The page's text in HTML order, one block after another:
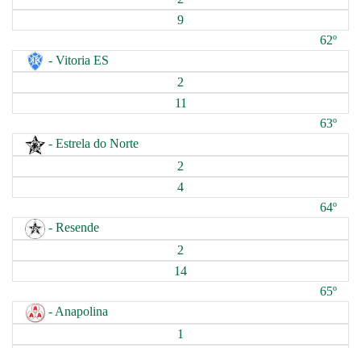
9
62º
- Vitoria ES
2
11
63º
- Estrela do Norte
2
4
64º
- Resende
2
14
65º
- Anapolina
1